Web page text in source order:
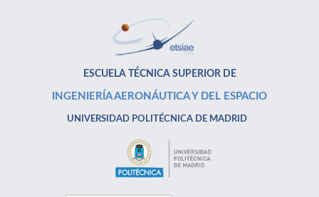
ESCUELA TÉCNICA SUPERIOR DE
INGENIERÍA AERONÁUTICA Y DEL ESPACIO
UNIVERSIDAD POLITÉCNICA DE MADRID